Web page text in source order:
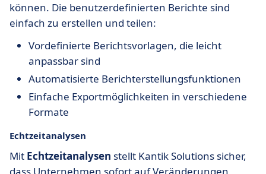
können. Die benutzerdefinierten Berichte sind
einfach zu erstellen und teilen:
Vordefinierte Berichtsvorlagen, die leicht
anpassbar sind
Automatisierte Berichterstellungsfunktionen
Einfache Exportmöglichkeiten in verschiedene
Formate
Echtzeitanalysen
Mit Echtzeitanalysen stellt Kantik Solutions sicher,